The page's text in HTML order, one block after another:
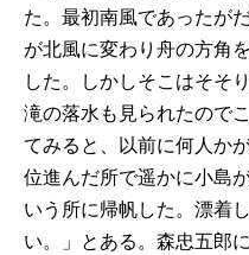
た。最初南風であったが
が北風に変わり舟の方角
した。しかしそこはそそ
滝の落水も見られたので
てみると、以前に何人か
位進んだ所で遥かに小島
いう所に帰帆した。漂着
い。」とある。森忠五郎